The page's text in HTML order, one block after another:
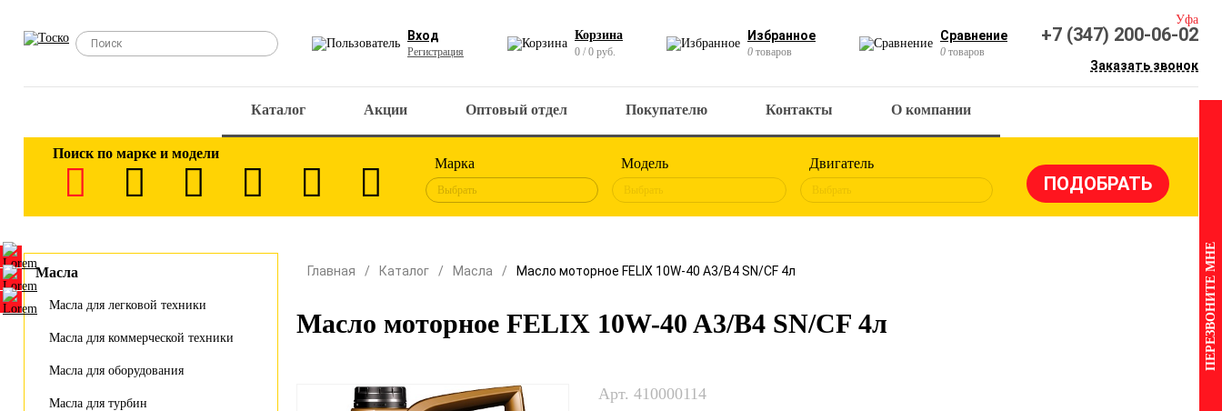
Вход
Регистрация
Корзина
0 / 0 руб.
Избранное
0 товаров
Сравнение
0 товаров
Уфа
+7 (347) 200-06-02
Заказать звонок
Каталог Акции Оптовый отдел Покупателю Контакты О компании
Поиск по марке и модели
Марка
Выбрать
Модель
Выбрать
Двигатель
Выбрать
Масла
Масла для легковой техники
Масла для коммерческой техники
Масла для оборудования
Масла для турбин
Главная Каталог Масла Масло моторное FELIX 10W-40 A3/B4 SN/CF 4л
Масло моторное FELIX 10W-40 A3/B4 SN/CF 4л
Арт. 410000114
ПЕРЕЗВОНИТЕ МНЕ